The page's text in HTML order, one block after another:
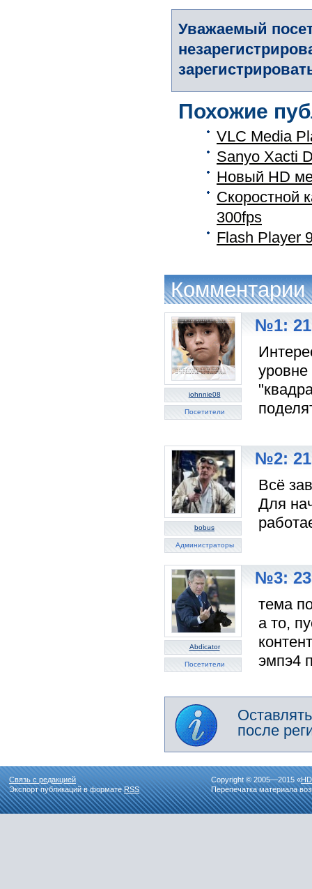
Уважаемый
Похожие
VLC Media
Sanyo Xacti
Новый HD
Скоростной
300fps
Flash Player
Комментарии
johnnie08
Посетители
№1: 21
bobus
Администраторы
№2: 21
Всё
Для
Abdicator
Посетители
№3: 23
тема
а то,
эмпэ4
после
Связь с редакцией
Экспорт публикаций в форматеRSS
Copyright © 2005—2015 «
Перепечатка материала